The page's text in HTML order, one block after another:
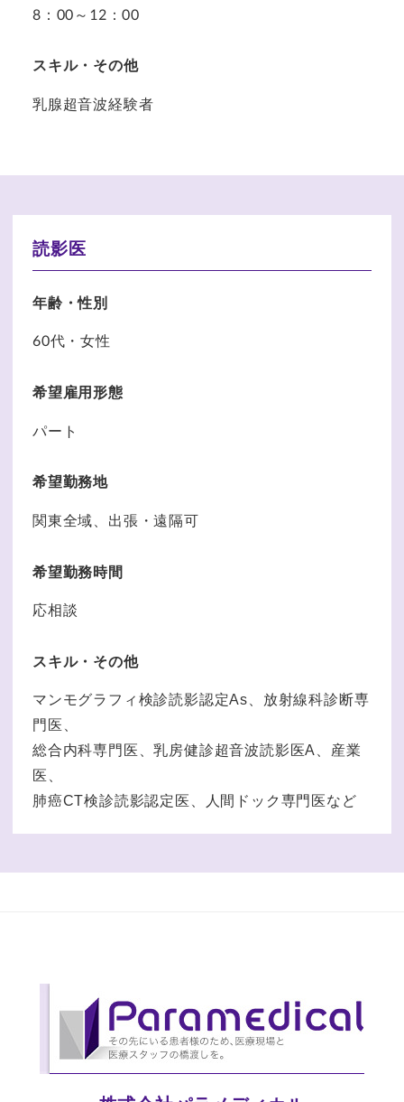
8：00～12：00
スキル・その他
乳腺超音波経験者
読影医
年齢・性別
60代・女性
希望雇用形態
パート
希望勤務地
関東全域、出張・遠隔可
希望勤務時間
応相談
スキル・その他
マンモグラフィ検診読影認定As、放射線科診断専
門医、
総合内科専門医、乳房健診超音波読影医A、産業
医、
肺癌CT検診読影認定医、人間ドック専門医など